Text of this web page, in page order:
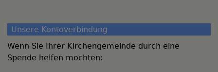
Unsere Kontoverbindung
Wenn Sie Ihrer Kirchengemeinde durch eine
Spende helfen mochten: